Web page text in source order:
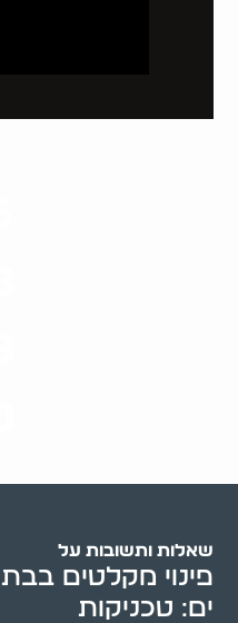
שאלות ותשובות על
פינוי מקלטים בבת
ים: טכניקות